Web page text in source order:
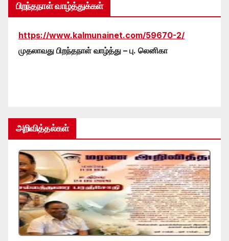
பிறந்தநாள் வாழ்த்துக்கள்
https://www.kalmunainet.com/59670-2/
முதலாவது பிறந்தநாள் வாழ்த்து – பு. லெனிகா
அறிவித்தல்கள்